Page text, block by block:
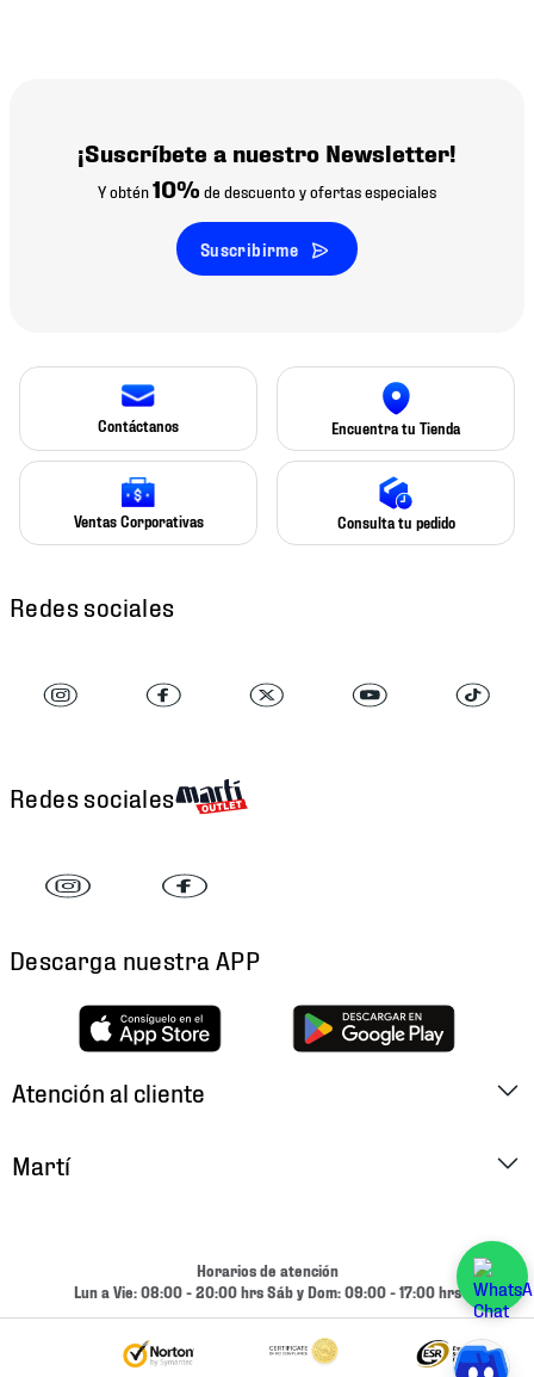
¡Suscríbete a nuestro Newsletter!
Y obtén10% de descuento y ofertas especiales
Suscribirme
Contáctanos Encuentra tu Tienda
Ventas Corporativas Consulta tu pedido
Redes sociales
Redes sociales
Descarga nuestra APP
Atención al cliente
Cambios y Devoluciones
Martí
Términos y Condiciones
Horarios de atención
Lun a Vie: 08:00 - 20:00 hrs Sáb y Dom: 09:00 - 17:00 hrs